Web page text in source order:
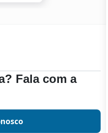
Fala com a